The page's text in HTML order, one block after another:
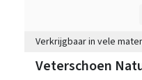
Verkrijgbaar in vele
Veterschoen